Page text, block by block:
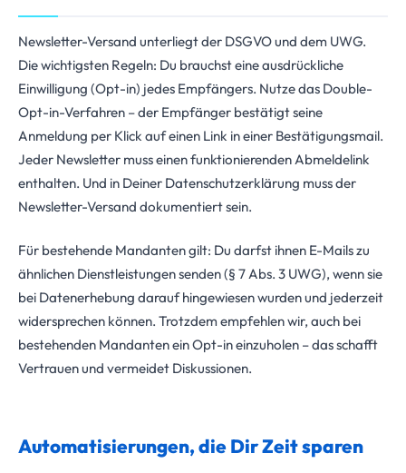
Newsletter-Versand unterliegt der DSGVO und dem UWG.
Die wichtigsten Regeln: Du brauchst eine ausdrückliche
Einwilligung (Opt-in) jedes Empfängers. Nutze das Double-
Opt-in-Verfahren – der Empfänger bestätigt seine
Anmeldung per Klick auf einen Link in einer Bestätigungsmail.
Jeder Newsletter muss einen funktionierenden Abmeldelink
enthalten. Und in Deiner Datenschutzerklärung muss der
Newsletter-Versand dokumentiert sein.
Für bestehende Mandanten gilt: Du darfst ihnen E-Mails zu
ähnlichen Dienstleistungen senden (§ 7 Abs. 3 UWG), wenn sie
bei Datenerhebung darauf hingewiesen wurden und jederzeit
widersprechen können. Trotzdem empfehlen wir, auch bei
bestehenden Mandanten ein Opt-in einzuholen – das schafft
Vertrauen und vermeidet Diskussionen.
Automatisierungen, die Dir Zeit sparen